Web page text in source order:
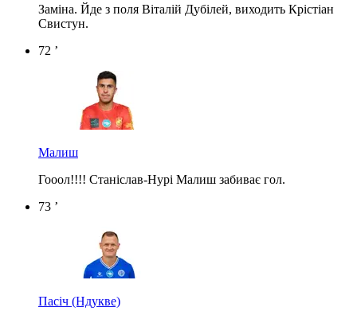
Заміна. Йде з поля Віталій Дубілей, виходить Крістіан
Свистун.
72 ’
Малиш
Гооол!!!! Станіслав-Нурі Малиш забиває гол.
73 ’
Пасіч (Ндукве)